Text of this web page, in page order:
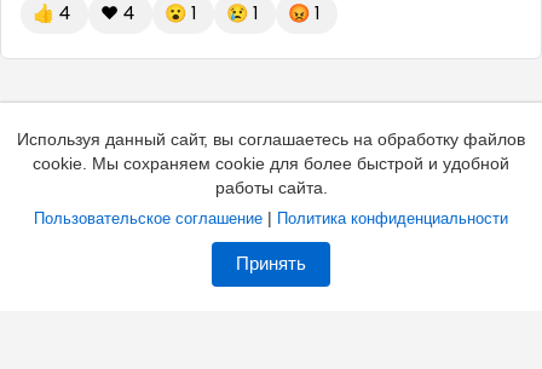
👍 4 ❤️ 4 😮 1 😢 1 😡 1
Контакты
Используя данный сайт, вы соглашаетесь на обработку файлов
cookie. Мы сохраняем cookie для более быстрой и удобной
работы сайта.
Пользовательское соглашение | Политика конфиденциальности
Принять